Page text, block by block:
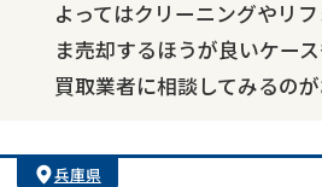
よってはクリーニングやリ
ま売却するほうが良いケー
買取業者に相談してみるのが
兵庫県